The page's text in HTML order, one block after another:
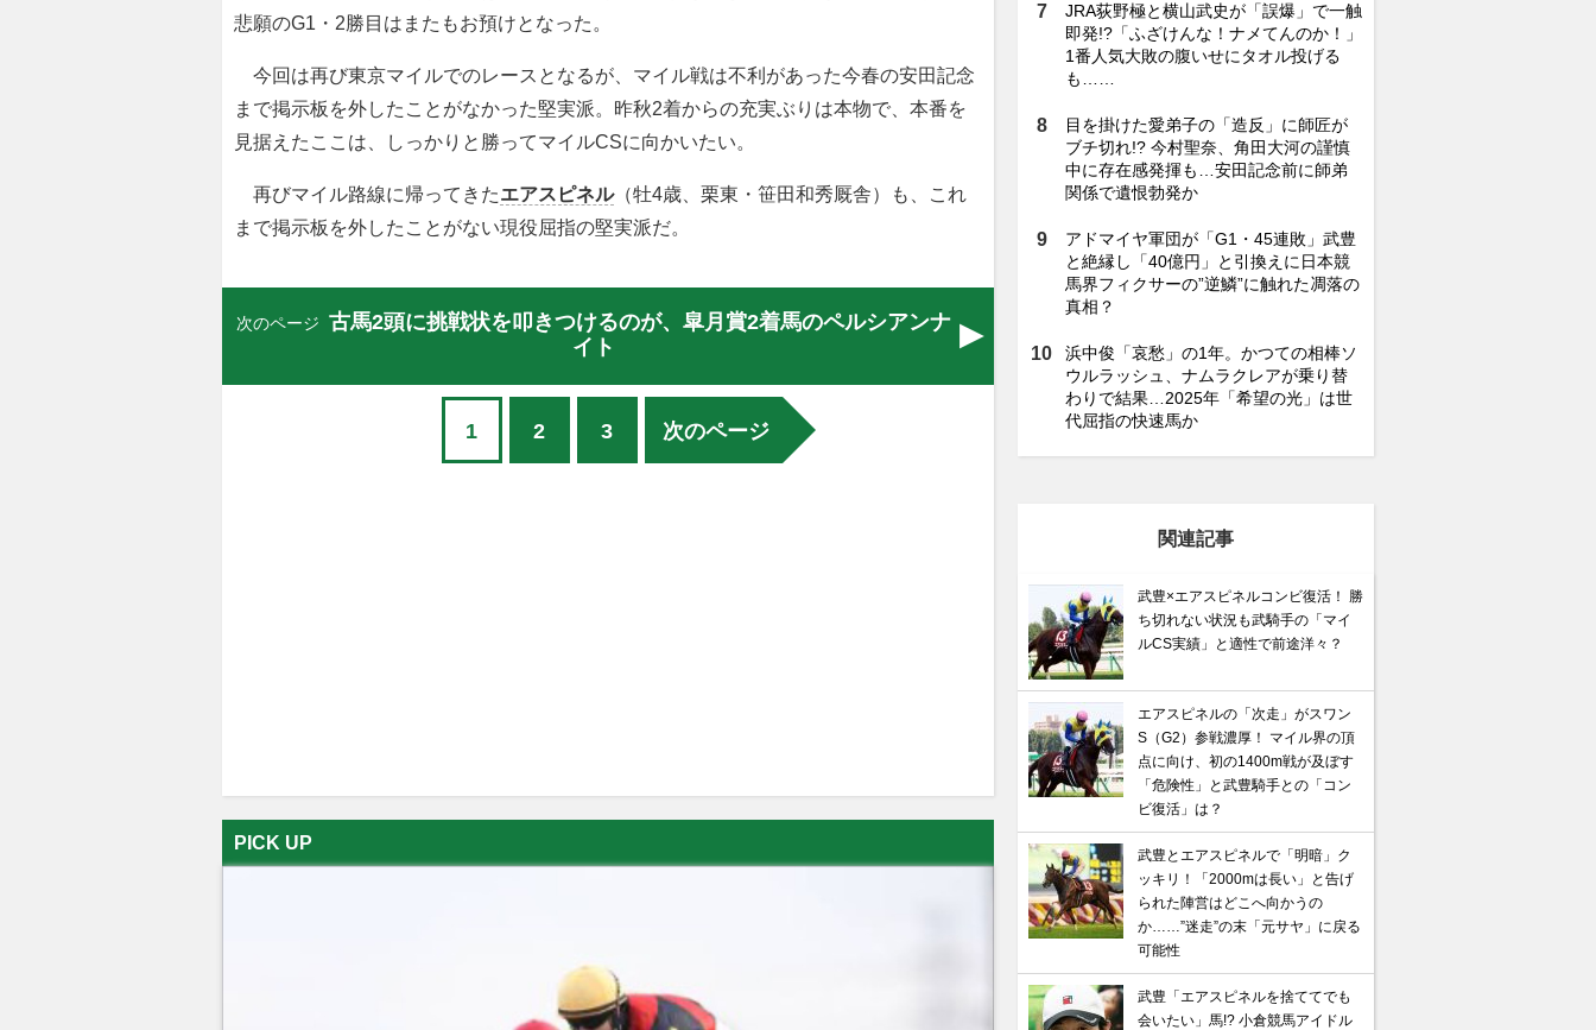
悲願のG1・2勝目はまたもお預けとなった。
今回は再び東京マイルでのレースとなるが、マイル戦は不利があった今春の安田記念
まで掲示板を外したことがなかった堅実派。昨秋2着からの充実ぶりは本物で、本番を
見据えたここは、しっかりと勝ってマイルCSに向かいたい。
再びマイル路線に帰ってきたエアスピネル（牡4歳、栗東・笹田和秀厩舎）も、これ
まで掲示板を外したことがない現役屈指の堅実派だ。
次のページ 古馬2頭に挑戦状を叩きつけるのが、皐月賞2着馬のペルシアンナ
イト
1 2 3 次のページ
PICK UP
JRA荻野極と横山武史が「誤爆」で一触
即発!?「ふざけんな！ナメてんのか！」
1番人気大敗の腹いせにタオル投げる
も……
目を掛けた愛弟子の「造反」に師匠が
ブチ切れ!? 今村聖奈、角田大河の謹慎
中に存在感発揮も…安田記念前に師弟
関係で遺恨勃発か
アドマイヤ軍団が「G1・45連敗」武豊
と絶縁し「40億円」と引換えに日本競
馬界フィクサーの”逆鱗”に触れた凋落の
真相？
浜中俊「哀愁」の1年。かつての相棒ソ
ウルラッシュ、ナムラクレアが乗り替
わりで結果…2025年「希望の光」は世
代屈指の快速馬か
関連記事
武豊×エアスピネルコンビ復活！ 勝
ち切れない状況も武騎手の「マイ
ルCS実績」と適性で前途洋々？
エアスピネルの「次走」がスワン
S（G2）参戦濃厚！ マイル界の頂
点に向け、初の1400m戦が及ぼす
「危険性」と武豊騎手との「コン
ビ復活」は？
武豊とエアスピネルで「明暗」ク
ッキリ！「2000mは長い」と告げ
られた陣営はどこへ向かうの
か……”迷走”の末「元サヤ」に戻る
可能性
武豊「エアスピネルを捨ててでも
会いたい」馬!? 小倉競馬アイドル